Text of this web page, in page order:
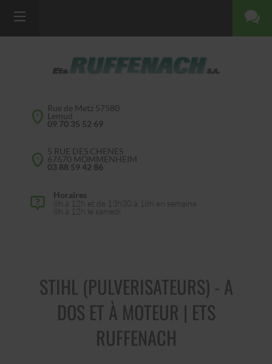
Rue de Metz 57580
Lemud
09 70 35 52 69
5 RUE DES CHENES
67670 MOMMENHEIM
03 88 59 42 86
Horaires
8h à 12h et de 13h30 à 18h en semaine
8h à 12h le samedi
STIHL (PULVERISATEURS) - A
DOS ET À MOTEUR | ETS
RUFFENACH